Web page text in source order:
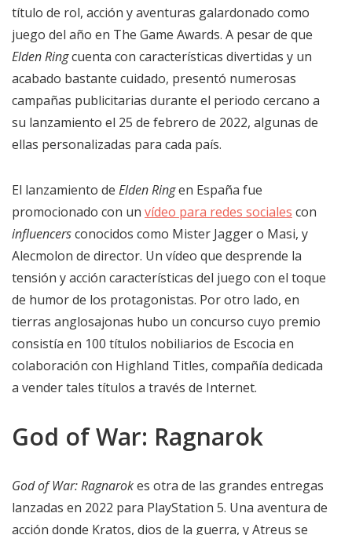
título de rol, acción y aventuras galardonado como
juego del año en The Game Awards. A pesar de que
Elden Ringcuenta con características divertidas y un
acabado bastante cuidado, presentó numerosas
campañas publicitarias durante el periodo cercano a
su lanzamiento el 25 de febrero de 2022, algunas de
ellas personalizadas para cada país.
El lanzamiento de Elden Ringen España fue
promocionado con un vídeo para redes sociales con
influencersconocidos como Mister Jagger o Masi, y
Alecmolon de director. Un vídeo que desprende la
tensión y acción características del juego con el toque
de humor de los protagonistas. Por otro lado, en
tierras anglosajonas hubo un concurso cuyo premio
consistía en 100 títulos nobiliarios de Escocia en
colaboración con Highland Titles, compañía dedicada
a vender tales títulos a través de Internet.
God of War: Ragnarok
God of War: Ragnarokes otra de las grandes entregas
lanzadas en 2022 para PlayStation 5. Una aventura de
acción donde Kratos, dios de la guerra, y Atreus se